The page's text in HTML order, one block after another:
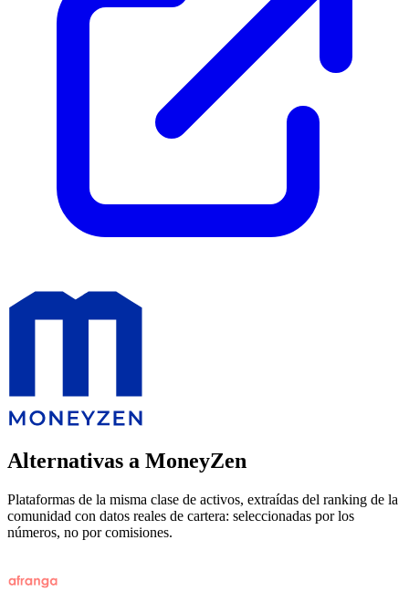
Alternativas a MoneyZen
Plataformas de la misma clase de activos, extraídas del ranking de la
comunidad con datos reales de cartera: seleccionadas por los
números, no por comisiones.